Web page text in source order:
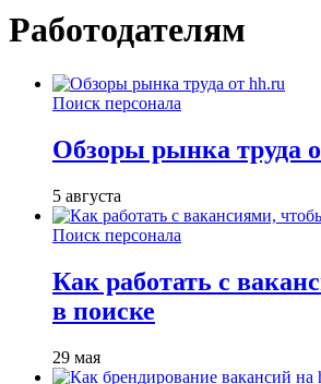
Работодателям
Поиск персонала
Обзоры рынка труда
5 августа
Поиск персонала
Как работать с
в поиске
29 мая